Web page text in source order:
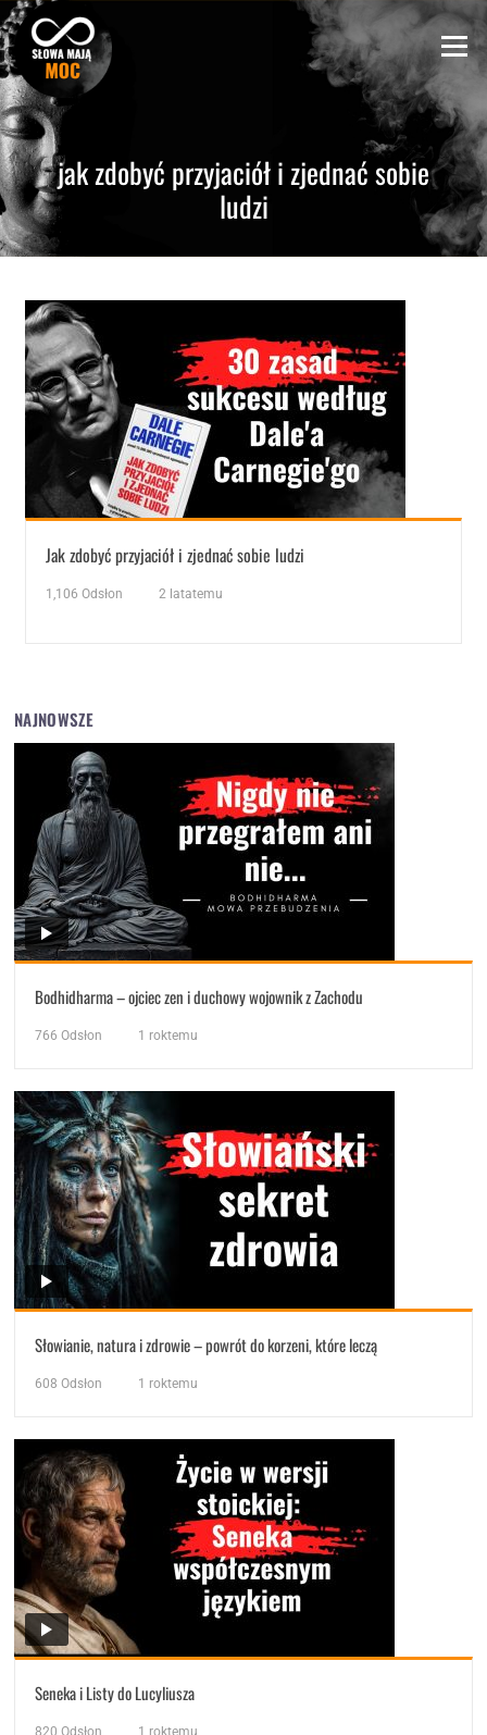
Skip
to
content
Menu
jak zdobyć przyjaciół i zjednać sobie
ludzi
Jak zdobyć przyjaciół i zjednać sobie ludzi
1,106 Odsłon 2 latatemu
NAJNOWSZE
Bodhidharma – ojciec zen i duchowy wojownik z Zachodu
766 Odsłon 1 roktemu
Słowianie, natura i zdrowie – powrót do korzeni, które leczą
608 Odsłon 1 roktemu
Seneka i Listy do Lucyliusza
820 Odsłon 1 roktemu